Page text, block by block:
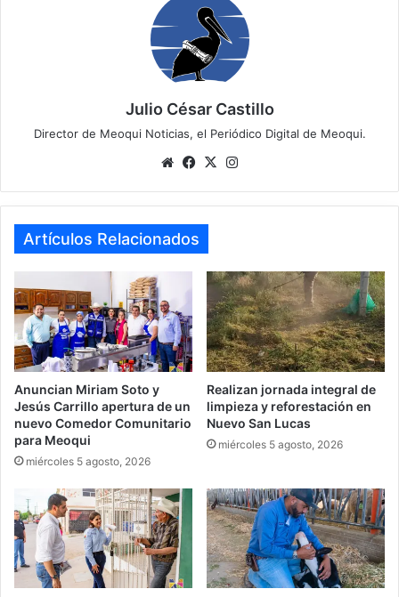
Julio César Castillo
Director de Meoqui Noticias, el Periódico Digital de Meoqui.
We
te
Fa
bo
ok
X
ra
Artículos Relacionados
Anuncian Miriam Soto y
Jesús Carrillo apertura de un
nuevo Comedor Comunitario
para Meoqui
miércoles 5 agosto, 2026
Realizan jornada integral de
limpieza y reforestación en
Nuevo San Lucas
miércoles 5 agosto, 2026